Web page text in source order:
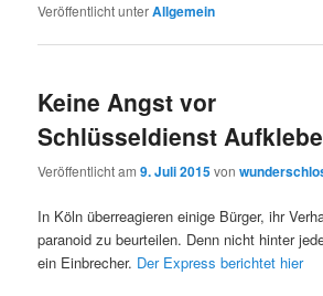
Veröffentlicht unterAllgemein
Keine Angst vor
Schlüsseldienst
Veröffentlicht am9. Juli 2015von
In Köln überreagieren einige Bürger, ihr
paranoid zu beurteilen. Denn nicht hinter
ein Einbrecher. Der Express berichtet hier